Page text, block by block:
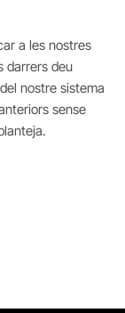
a les nostres
darrers deu
nostre sistema
sense